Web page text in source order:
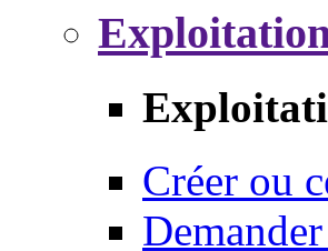
Créer ou